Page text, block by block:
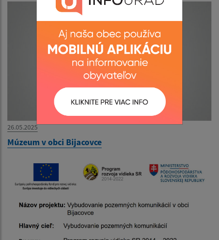
26.05.2025
Múzeum v obci Bijacovce